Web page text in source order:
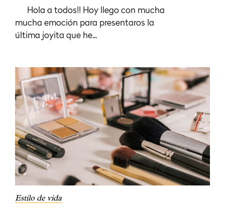
Hola a todos!! Hoy llego con mucha
mucha emoción para presentaros la
última joyita que he...
Estilo de vida